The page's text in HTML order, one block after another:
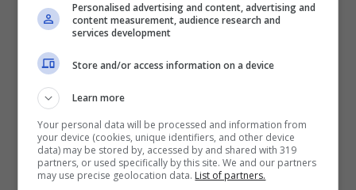
Personalised advertising and content, advertising and
content measurement, audience research and
services development
Store and/or access information on a device
Learn more
Your personal data will be processed and information from
your device (cookies, unique identifiers, and other device
data) may be stored by, accessed by and shared with 319
partners, or used specifically by this site. We and our partners
may use precise geolocation data. List of partners.